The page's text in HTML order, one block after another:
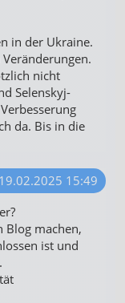
in der Ukraine.
nicht
Selenskyj-
da. Bis in die
19.02.2025 15:49
Blog machen,
ist und